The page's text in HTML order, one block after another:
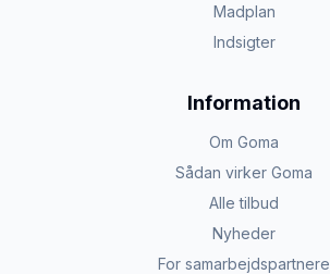
Madplan
Indsigter
Information
Om Goma
Sådan virker Goma
Alle tilbud
Nyheder
For samarbejdspartnere